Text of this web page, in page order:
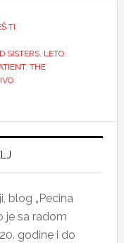
TI
SISTERS, LETO,
, THE
blog „Pecina
je sa radom
godine i do